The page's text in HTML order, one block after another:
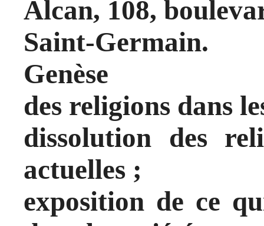
Alcan, 108,
Saint-Germain.
Genèse
des religions dans
dissolution des
actuelles ;
exposition de ce